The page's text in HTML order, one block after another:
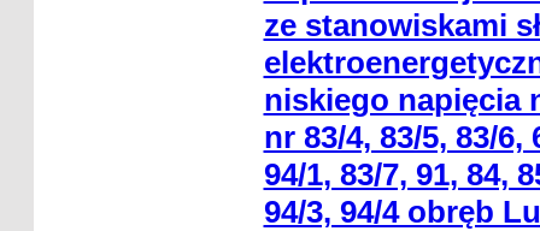
ze stanowiskami
niskiego napięcia
nr 83/4, 83/5, 83/6,
94/1, 83/7, 91, 84,
94/3, 94/4 obręb